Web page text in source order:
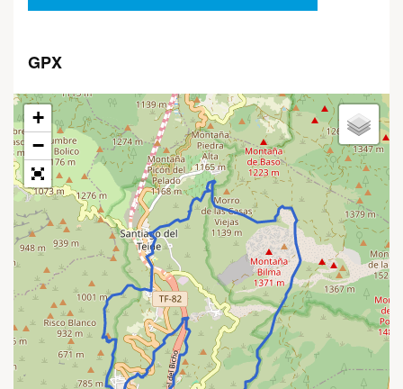
GPX
+
−